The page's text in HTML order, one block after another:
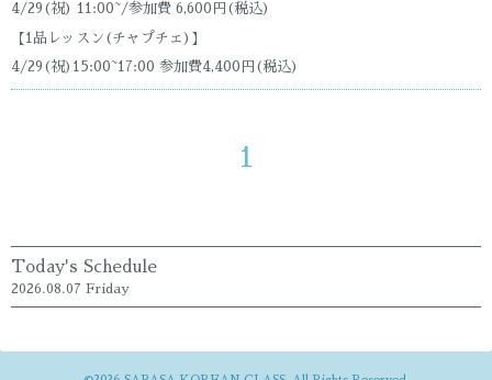
4/29(祝) 11:00~/参加費 6,600円(税込)
【1品レッスン(チャプチェ)】
4/29(祝)15:00~17:00 参加費4,400円(税込)
1
Today's Schedule
2026.08.07 Friday